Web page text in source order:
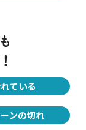
バリエーショ
ている
ンの切れ